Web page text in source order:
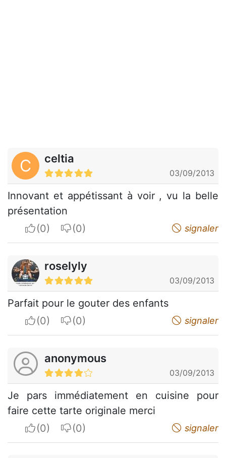
C celtia
03/09/2013
Innovant et appétissant à voir , vu la belle
présentation
I apreciateI do not appreciate signaler
roselyly
03/09/2013
Parfait pour le gouter des enfants
I apreciateI do not appreciate signaler
anonymous
03/09/2013
Je pars immédiatement en cuisine pour
faire cette tarte originale merci
I apreciateI do not appreciate signaler